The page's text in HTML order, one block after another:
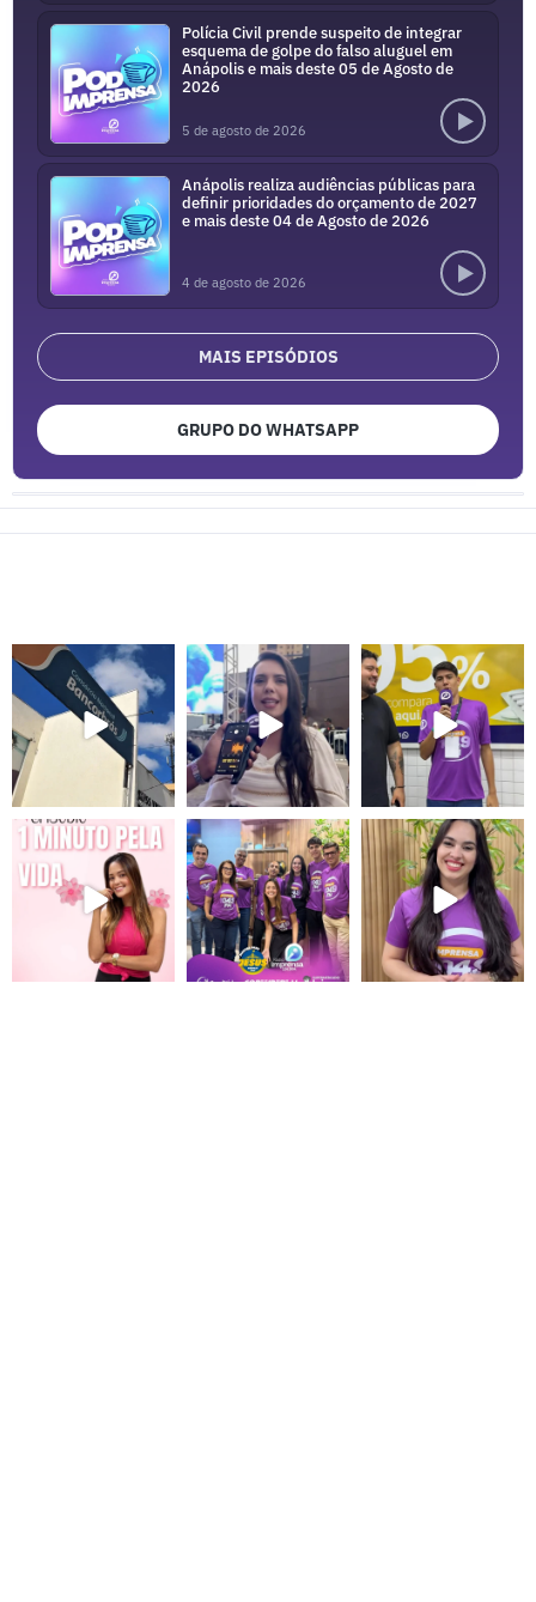
Polícia Civil prende suspeito de integrar
esquema de golpe do falso aluguel em
Anápolis e mais deste 05 de Agosto de
2026
5 de agosto de 2026
Anápolis realiza audiências públicas para
definir prioridades do orçamento de 2027
e mais deste 04 de Agosto de 2026
4 de agosto de 2026
MAIS EPISÓDIOS
GRUPO DO WHATSAPP